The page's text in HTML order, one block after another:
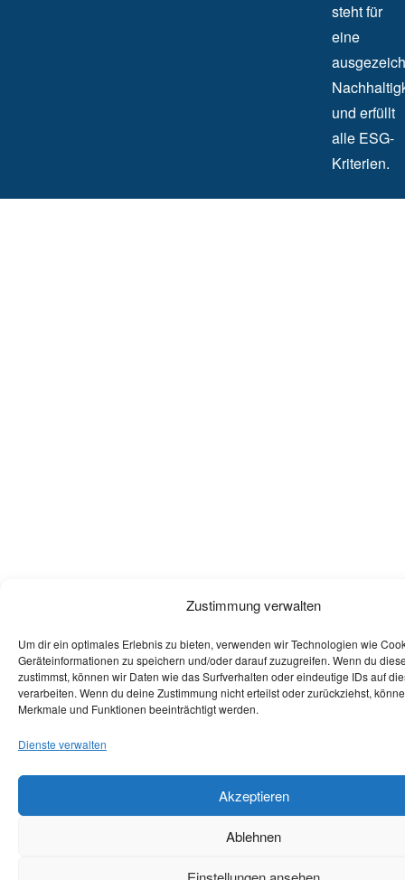
Zustimmung verwalten
Um dir ein optimales Erlebnis zu bieten, verwenden wir Technologien wie
Geräteinformationen zu speichern und/oder darauf zuzugreifen. Wenn du
zustimmst, können wir Daten wie das Surfverhalten oder eindeutige IDs auf
verarbeiten. Wenn du deine Zustimmung nicht erteilst oder zurückziehst,
Merkmale und Funktionen beeinträchtigt werden.
Dienste verwalten
Akzeptieren
Ablehnen
steht für
eine
und erfüllt
alle ESG-
Kriterien.